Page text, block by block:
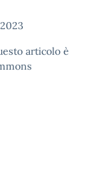
articolo è